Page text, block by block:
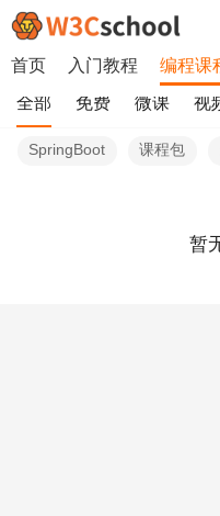
首页 入门教程 编程课
全部 免费 微课 视
SpringBoot 课程包
暂